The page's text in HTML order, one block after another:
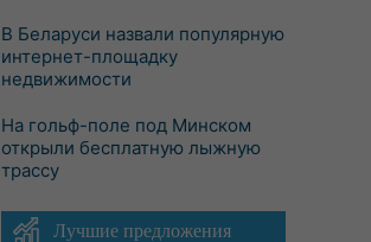
В Беларуси назвали популярную
интернет-площадку
недвижимости
На гольф-поле под Минском
открыли бесплатную лыжную
трассу
Лучшие предложения